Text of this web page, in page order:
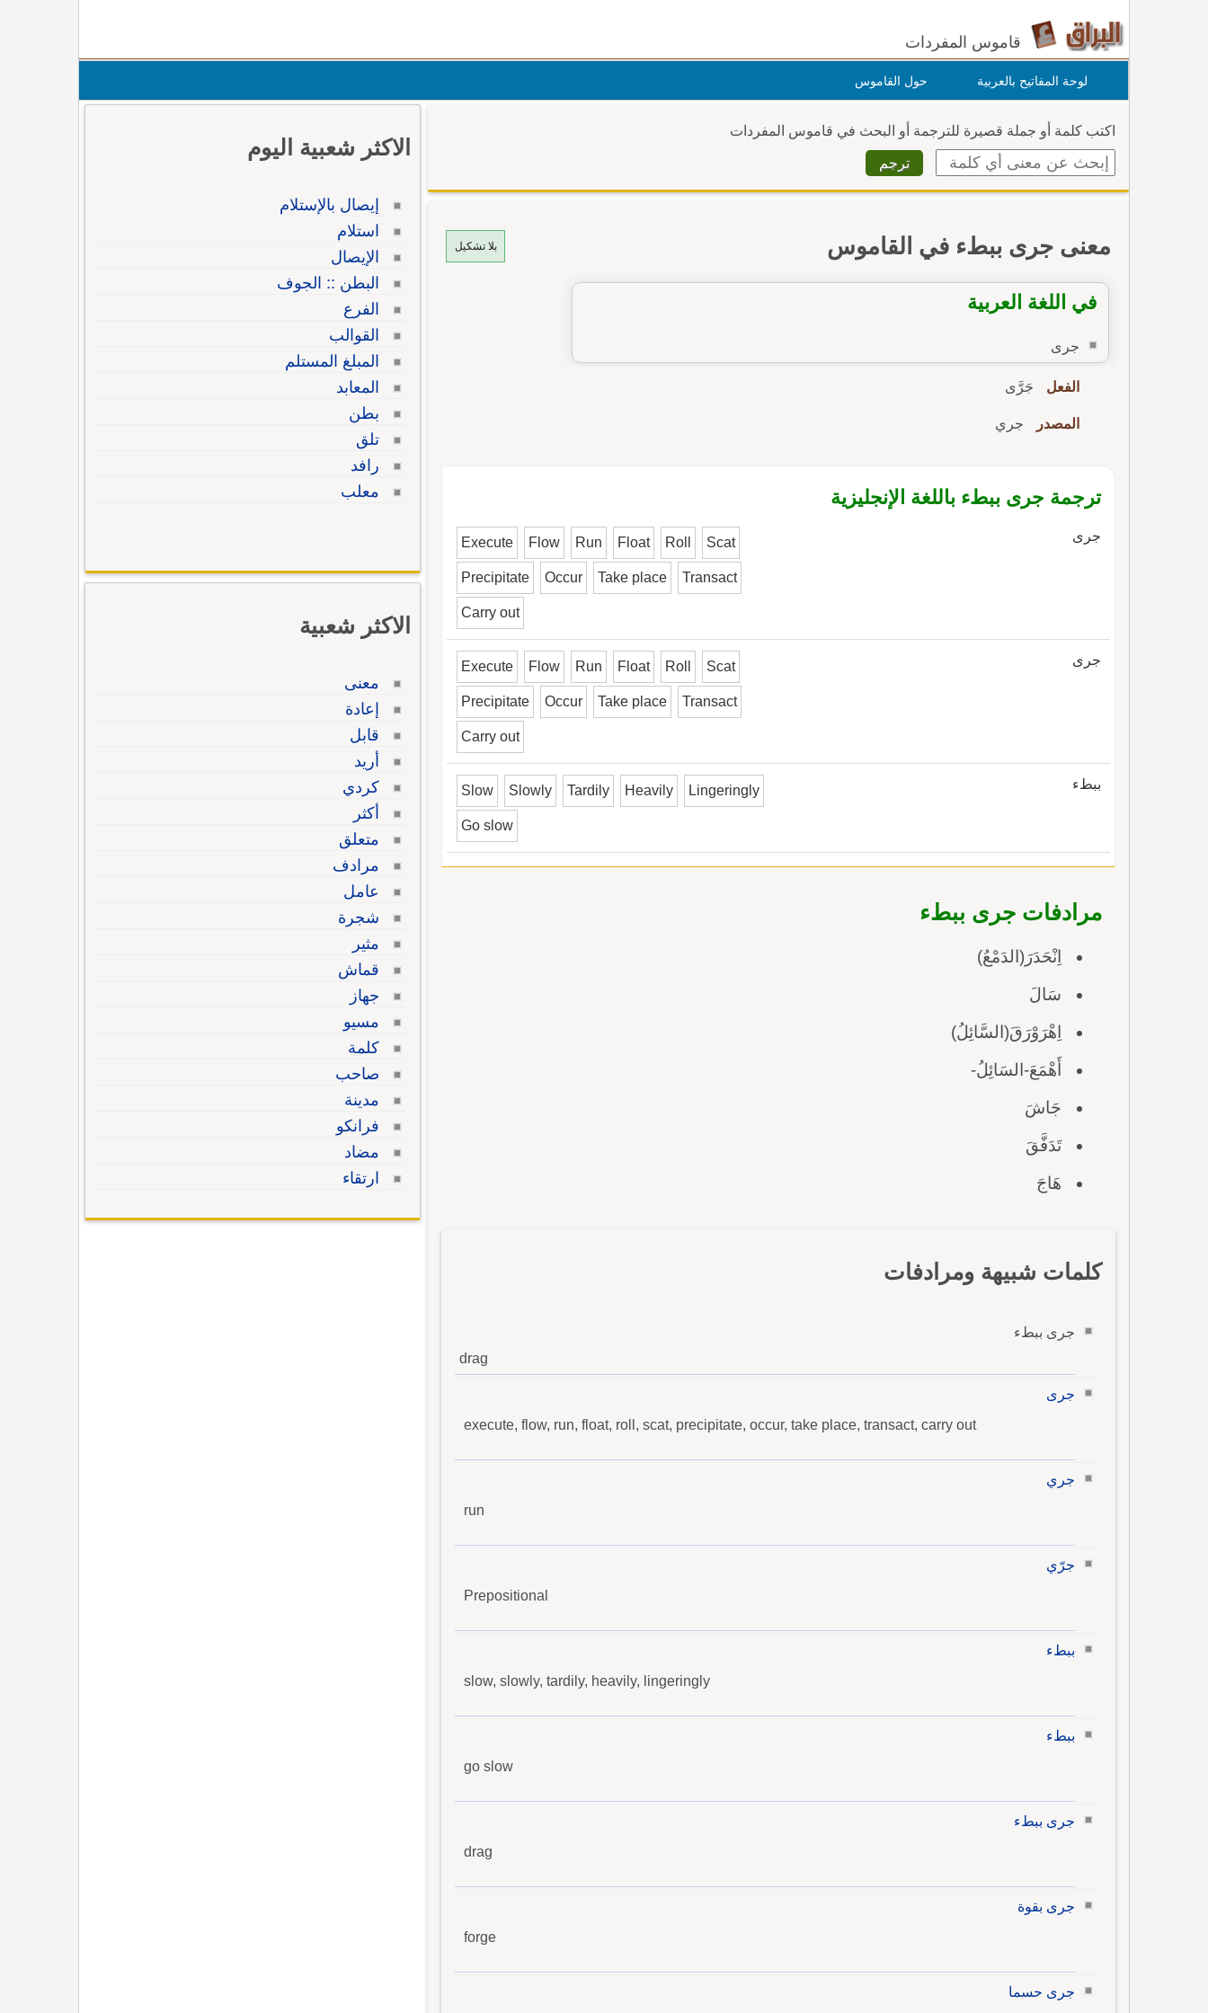
قاموس المفردات
لوحة المفاتيح بالعربية حول القاموس
اكتب كلمة أو جملة قصيرة للترجمة أو البحث في قاموس المفردات
بلا تشكيل معنى جرى ببطء في القاموس
في اللغة العربية
جرى
الفعل جَرَّى
المصدر جري
ترجمة جرى ببطء باللغة الإنجليزية
جرى Execute Flow Run Float Roll Scat
Precipitate Occur Take place Transact
Carry out
جرى Execute Flow Run Float Roll Scat
Precipitate Occur Take place Transact
Carry out
ببطء Slow Slowly Tardily Heavily Lingeringly
Go slow
مرادفات جرى ببطء
اِنْحَدَرَ(الدَمْعُ)
سَالَ
اِهْرَوْرَقَ(السَّائِلُ)
أَهْمَعَ-السَائِلُ-
جَاشَ
تَدَفَّقَ
هَاجَ
كلمات شبيهة ومرادفات
جرى ببطء
drag
جرى
execute, flow, run, float, roll, scat, precipitate, occur, take place, transact, carry out
جري
run
جرّي
Prepositional
ببطء
slow, slowly, tardily, heavily, lingeringly
ببطء
go slow
جرى ببطء
drag
جرى بقوة
forge
جرى حسما
الاكثر شعبية اليوم
إيصال بالإستلام
استلام
الإيصال
البطن :: الجوف
الفرع
القوالب
المبلغ المستلم
المعابد
بطن
تلق
رافد
معلب
الاكثر شعبية
معنى
إعادة
قابل
أريد
كردي
أكثر
متعلق
مرادف
عامل
شجرة
مثير
قماش
جهاز
مسيو
كلمة
صاحب
مدينة
فرانكو
مضاد
ارتقاء